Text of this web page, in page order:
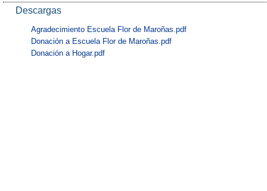
Descargas
Agradecimiento Escuela Flor de Maroñas.pdf
Donación a Escuela Flor de Maroñas.pdf
Donación a Hogar.pdf